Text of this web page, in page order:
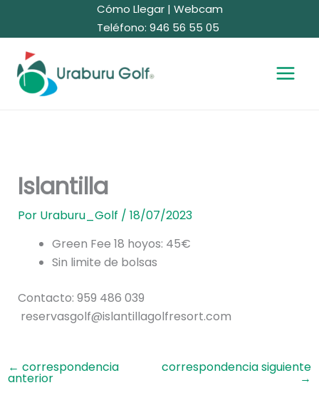
Cómo Llegar| Webcam
Teléfono: 946 56 55 05
Islantilla
Por Uraburu_Golf / 18/07/2023
Green Fee 18 hoyos: 45€
Sin limite de bolsas
Contacto: 959 486 039
reservasgolf@islantillagolfresort.com
← correspondencia
anterior
correspondencia siguiente
→